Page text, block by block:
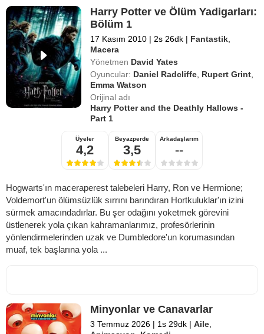
Harry Potter ve Ölüm Yadigarları:
Bölüm 1
17 Kasım 2010 | 2s 26dk | Fantastik
Macera
Yönetmen David Yates
Oyuncular: Daniel Radcliffe Rupert Grint
Emma Watson
Orijinal adı
Harry Potter and the Deathly Hallows -
Part 1
Üyeler
4,2
Beyazperde
3,5
Arkadaşlarım
--
Hogwarts'ın maceraperest talebeleri Harry, Ron ve Hermione;
Voldemort'un ölümsüzlük sırrını barındıran Hortkuluklar'ın izini
sürmek amacındadırlar. Bu şer odağını yoketmek görevini
üstlenerek yola çıkan kahramanlarımız, profesörlerinin
yönlendirmelerinden uzak ve Dumbledore'un korumasından
muaf, tek başlarına yola ...
Minyonlar ve Canavarlar
3 Temmuz 2026 | 1s 29dk | Aile